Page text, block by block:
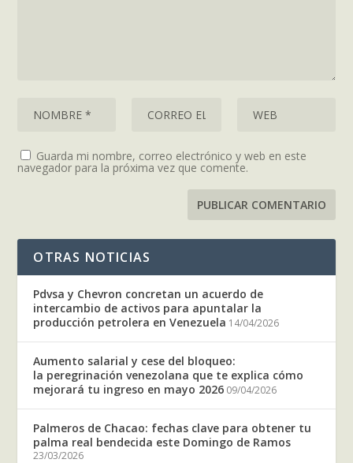
Guarda mi nombre, correo electrónico y web en este
navegador para la próxima vez que comente.
OTRAS NOTICIAS
Pdvsa y Chevron concretan un acuerdo de
intercambio de activos para apuntalar la
producción petrolera en Venezuela 14/04/2026
Aumento salarial y cese del bloqueo:
la peregrinación venezolana que te explica cómo
mejorará tu ingreso en mayo 2026 09/04/2026
Palmeros de Chacao: fechas clave para obtener tu
palma real bendecida este Domingo de Ramos
23/03/2026